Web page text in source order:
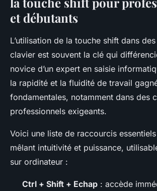
et débutants
L’utilisation de la touche shift dans
clavier est souvent la clé qui
novice d’un expert en saisie
la rapidité et la fluidité de travail
fondamentales, notamment dans des
professionnels exigeants.
Voici une liste de raccourcis
mêlant intuitivité et puissance,
sur ordinateur :
Ctrl + Shift + Echap : accède